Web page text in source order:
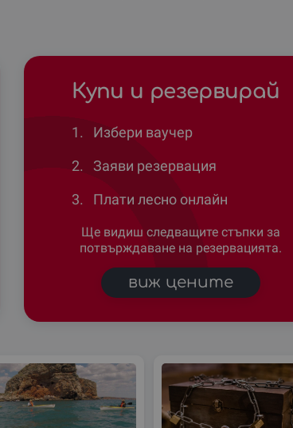
Купи и резервирай
1.
Избери ваучер
2.
Заяви резервация
3.
Плати лесно онлайн
Ще видиш следващите стъпки за
потвърждаване на резервацията.
виж цените